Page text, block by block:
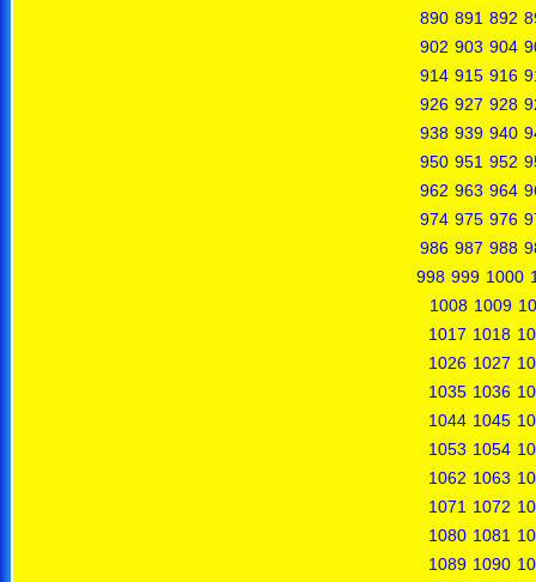
890 891 892
902 903 904
914 915 916
926 927 928
938 939 940
950 951 952
962 963 964
974 975 976
986 987 988
998 999 1000
1008 1009
1017 1018
1026 1027
1035 1036
1044 1045
1053 1054
1062 1063
1071 1072
1080 1081
1089 1090